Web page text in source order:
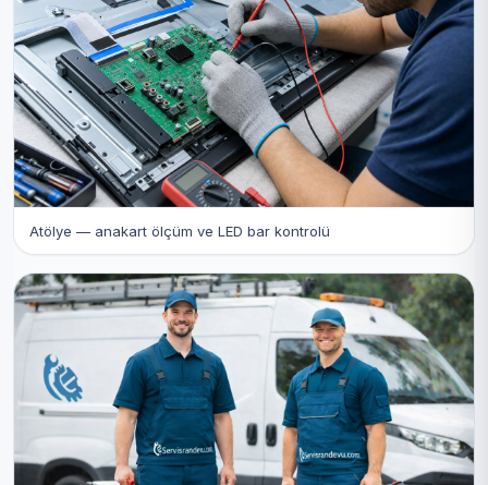
Atölye — anakart ölçüm ve LED bar kontrolü